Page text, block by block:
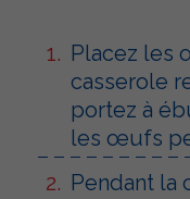
Placez les
casserole
portez à
les œufs
Pendant la